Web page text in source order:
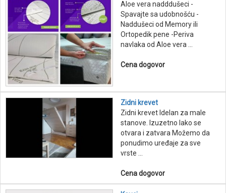
Aloe vera nadddušeci -
Spavajte sa udobnošću -
Naddušeci od Memory ili
Ortopedik pene -Periva
navlaka od Aloe vera ...
Cena dogovor
Zidni krevet
Zidni krevet Idelan za male
stanove. Izuzetno lako se
otvara i zatvara Možemo da
ponudimo uređaje za sve
vrste ...
Cena dogovor